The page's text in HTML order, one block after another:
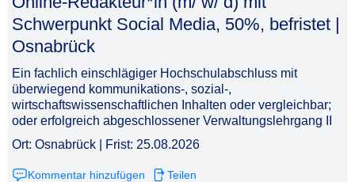
Schwerpunkt Social Media, 50%, befristet |
Osnabrück​‌‌‌‌​‌​‌‌‌‌‌​​‌​‌​
Ein fachlich einschlägiger Hochschulabschluss mit
überwiegend kommunikations-, sozial-,
wirtschaftswissenschaftlichen Inhalten oder vergleichbar;
oder erfolgreich abgeschlossener Verwaltungslehrgang II
Ort: Osnabrück | Frist: 25.08.2026
Kommentar hinzufügen Teilen